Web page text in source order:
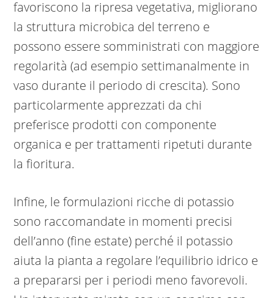
favoriscono la ripresa vegetativa, migliorano
la struttura microbica del terreno e
possono essere somministrati con maggiore
regolarità (ad esempio settimanalmente in
vaso durante il periodo di crescita). Sono
particolarmente apprezzati da chi
preferisce prodotti con componente
organica e per trattamenti ripetuti durante
la fioritura.
Infine, le formulazioni ricche di potassio
sono raccomandate in momenti precisi
dell’anno (fine estate) perché il potassio
aiuta la pianta a regolare l’equilibrio idrico e
a prepararsi per i periodi meno favorevoli.